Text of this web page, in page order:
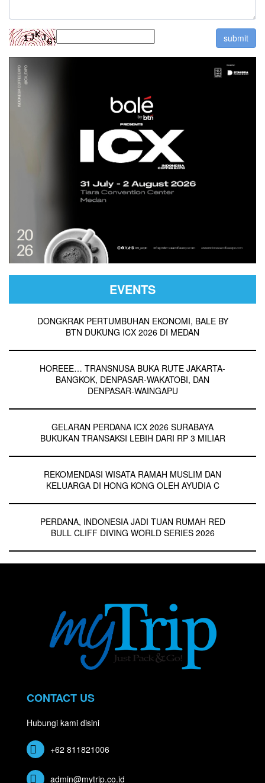
EVENTS
DONGKRAK PERTUMBUHAN EKONOMI, BALE BY
BTN DUKUNG ICX 2026 DI MEDAN
HOREEE… TRANSNUSA BUKA RUTE JAKARTA-
BANGKOK, DENPASAR-WAKATOBI, DAN
DENPASAR-WAINGAPU
GELARAN PERDANA ICX 2026 SURABAYA
BUKUKAN TRANSAKSI LEBIH DARI RP 3 MILIAR
REKOMENDASI WISATA RAMAH MUSLIM DAN
KELUARGA DI HONG KONG OLEH AYUDIA C
PERDANA, INDONESIA JADI TUAN RUMAH RED
BULL CLIFF DIVING WORLD SERIES 2026
CONTACT US
Hubungi kami disini
+62 811821006
admin@mytrip.co.id